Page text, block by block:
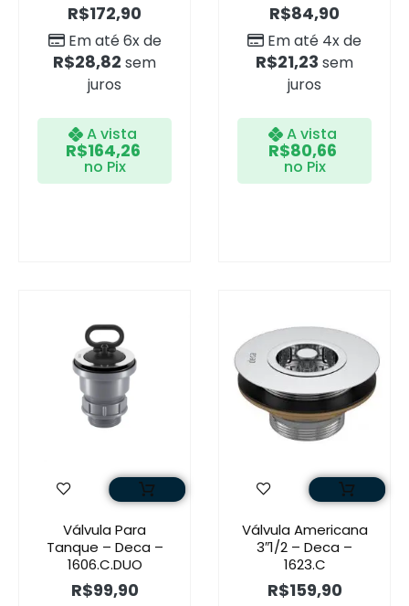
R$172,90
Em até 6x de
R$28,82 sem
juros
A vista
R$164,26
no Pix
R$84,90
Em até 4x de
R$21,23 sem
juros
A vista
R$80,66
no Pix
Válvula Para
Tanque – Deca –
1606.C.DUO
R$99,90
Válvula Americana
3″1/2 – Deca –
1623.C
R$159,90